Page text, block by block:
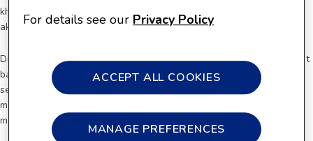
khusus seperti
sensory play
atau perkenalan tekstur, merupakan
aktivitas yang berguna untuk perkembangan anak.
Dilansir Very Well Family, permainan sensori memiliki banyak manfaat
bagi tumbuh kembang anak. Di antaranya dapat melatih konsentrasi
serta kemampuan berpikir anak, menstimulasi motorik halus dan
motorik kasar anak, melatih kreativitas dan imajinasi anak, dan
meningkatkan bonding orang tua dan anak.
For details see our Privacy Policy
MANAGE PREFERENCES
ACCEPT ALL COOKIES